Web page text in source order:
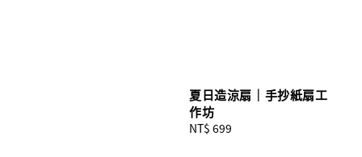
夏日造涼扇｜手抄紙扇工
作坊
Regular
NT$ 699